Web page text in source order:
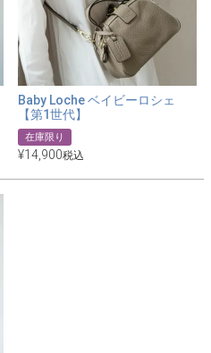
Baby Loche ベイビーロシェ
【第1世代】
在庫限り
¥14,900税込